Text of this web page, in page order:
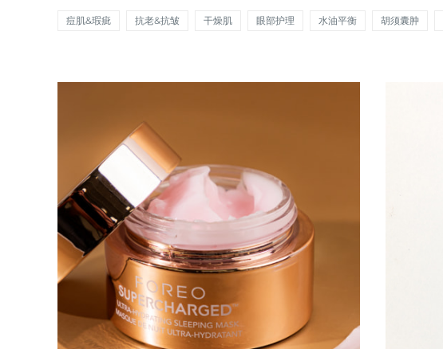
痘肌&瑕疵 抗老&抗皱 干燥肌 眼部护理 水油平衡 胡须囊肿
面部清洁
LUNA™ 4 套装
Anti-aging massage
LUNA™ 4 Plus
Massage, LED heating
紧致提拉
BEAR™ 2 套装
Microcurrent toning
BEAR™ 2 go
Microcurrent toning on-the-go
补水保湿
UFO™ 3 套装
Deep facial hydration
issa™ 4
Hybrid silicone sonic toothbrush
FAQ™ 抗老护理